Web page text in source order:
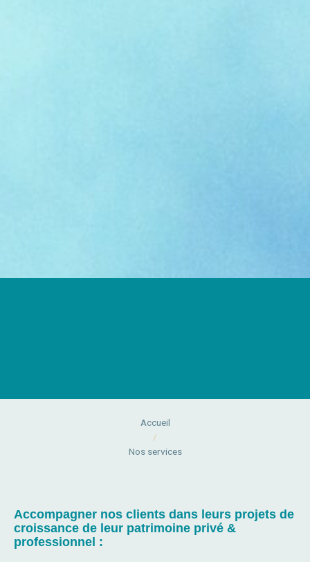
Accueil
/
Nos services
Accompagner nos clients dans leurs projets de
croissance de leur patrimoine privé &
professionnel :